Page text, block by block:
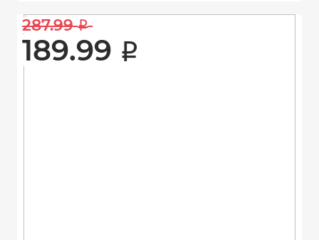
287.99 i
189.99 i